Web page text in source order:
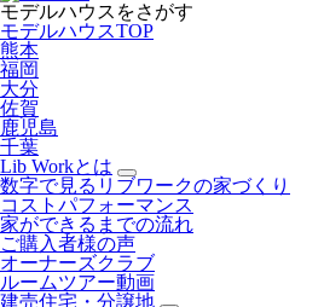
モデルハウスをさがす
モデルハウスTOP
熊本
福岡
大分
佐賀
鹿児島
千葉
Lib Workとは
数字で見るリブワークの家づくり
コストパフォーマンス
家ができるまでの流れ
ご購入者様の声
オーナーズクラブ
ルームツアー動画
建売住宅・分譲地